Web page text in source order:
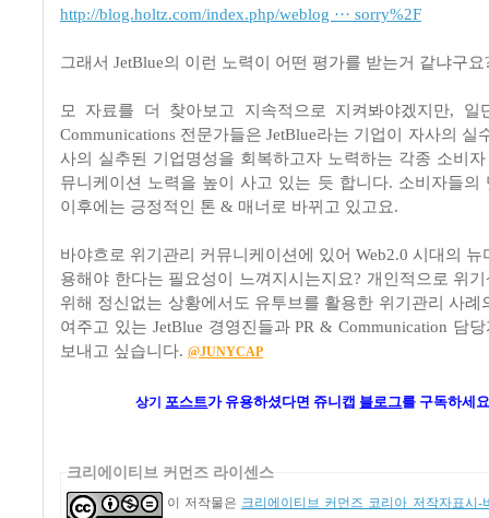
http://blog.holtz.com/index.php/weblog ··· sorry%2F
그래서 JetBlue의 이런 노력이 어떤 평가를 받는거 같냐구요
모 자료를 더 찾아보고 지속적으로 지켜봐야겠지만,
Communications 전문가들은 JetBlue라는 기업이 자사의 실
사의 실추된 기업명성을 회복하고자 노력하는 각종 소비
뮤니케이션 노력을 높이 사고 있는 듯 합니다. 소비자들의
이후에는 긍정적인 톤 & 매너로 바뀌고 있고요.
바야흐로 위기관리 커뮤니케이션에 있어 Web2.0 시대의
용해야 한다는 필요성이 느껴지시는지요? 개인적으로 위
위해 정신없는 상황에서도 유투브를 활용한 위기관리 사례
여주고 있는 JetBlue 경영진들과 PR & Communication 담
보내고 싶습니다. @JUNYCAP
상기 포스트가유용하셨다면 쥬니캡 블로그를 구독하세
크리에이티브 커먼즈 라이센스
이 저작물은 크리에이티브 커먼즈 코리아 저작자표시-